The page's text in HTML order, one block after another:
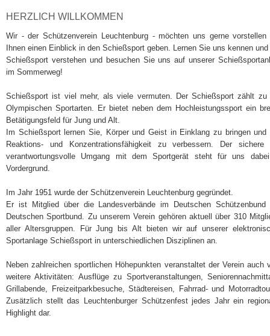
HERZLICH WILLKOMMEN
Wir - der Schützenverein Leuchtenburg - möchten uns gerne vorstellen
Ihnen einen Einblick in den Schießsport geben. Lernen Sie uns kennen und
Schießsport verstehen und besuchen Sie uns auf unserer
im Sommerweg!
Schießsport ist viel mehr, als viele vermuten. Der Schießsport zählt zu
Olympischen Sportarten. Er bietet neben dem Hochleistungssport ein
Betätigungsfeld für Jung und Alt.
Im Schießsport lernen Sie, Körper und Geist in Einklang zu bringen und
Reaktions- und Konzentrationsfähigkeit zu verbessern. Der sichere
verantwortungsvolle Umgang mit dem Sportgerät steht für uns
Vordergrund.
Im Jahr 1951 wurde der Schützenverein Leuchtenburg gegründet.
Er ist Mitglied über die Landesverbände im Deutschen Schützenbund
Deutschen Sportbund. Zu unserem Verein gehören aktuell über 310
aller Altersgruppen. Für Jung bis Alt bieten wir auf unserer
Sportanlage Schießsport in unterschiedlichen Disziplinen an.
Neben zahlreichen sportlichen Höhepunkten veranstaltet der Verein auch
weitere Aktivitäten: Ausflüge zu Sportveranstaltungen,
Grillabende, Freizeitparkbesuche, Städtereisen, Fahrrad- und
Zusätzlich stellt das Leuchtenburger Schützenfest jedes Jahr ein
Highlight dar.